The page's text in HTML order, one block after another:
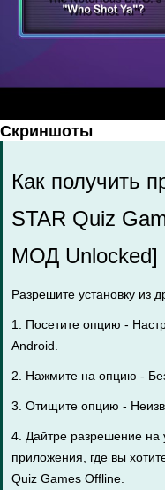
Скриншоты
Как получить
STAR Quiz
МОД Unlocked]
Разрешите установку из
1. Посетите опцию -
Android.
2. Нажмите на опцию -
3. Отищите опцию -
4. Дайтре разрешение на
приложения, где вы
Quiz Games Offline.